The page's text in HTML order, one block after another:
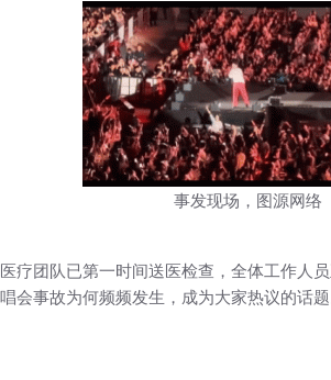
事发现场，图源网络
疗团队已第一时间送医检查，全体工作人
会事故为何频频发生，成为大家热议的话题